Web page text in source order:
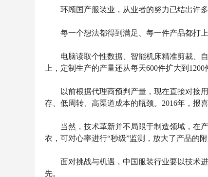
环顾国产服装业，从业者的努力已结出许多
每一个想法都得到满足、每一件产品都打上
电脑读取个性数据、智能机床精准剪裁、自
上，定制生产的产量还从每天600件扩大到1200
以前根据代理商预判产量，现在直接对接用
存、低周转、高渠道成本的瓶颈。2016年，报
当然，技术革新并不局限于制造领域，在产
衣，可对心率进行“秒级”监测，放大了产品的附
面对挑战与机遇，中国服装行业要以技术进
先。